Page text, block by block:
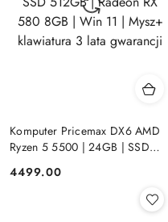
Komputer Pricemax DX6 AMD
Ryzen 5 5500 | 24GB | SSD
Win 11 | Mysz+ klawiatura 3 lata
Cena:
4499.00